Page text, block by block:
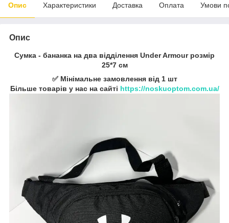
Опис Характеристики Доставка Оплата Умови
Опис
Сумка - бананка на два відділення Under Armour розмір
25*7 см
✅ Мінімальне замовлення від 1 шт
Більше товарів у нас на сайті https://noskuoptom.com.ua/